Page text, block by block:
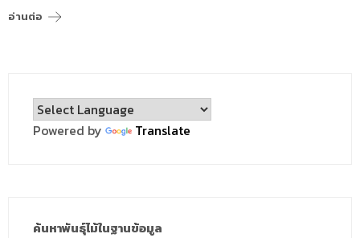
อ่านต่อ
Powered by Translate
ค้นหาพันธุ์ไม้ในฐานข้อมูล